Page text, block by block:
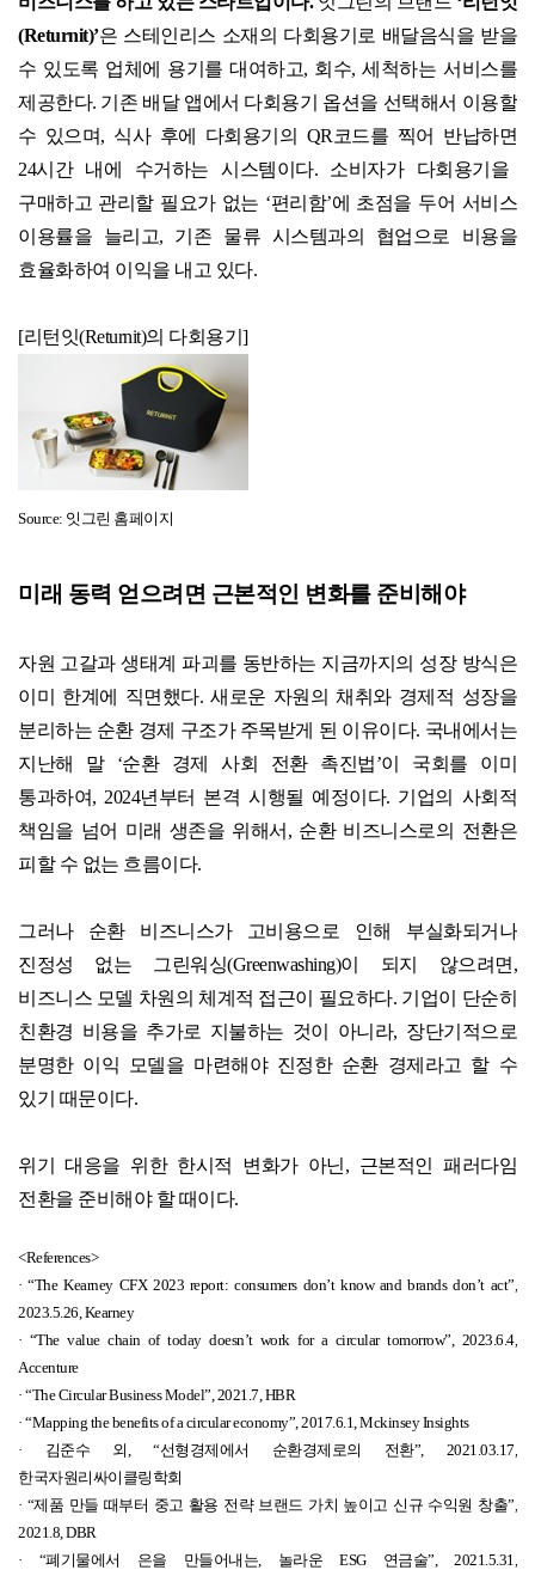
(Returnit)’은 스테인리스 소재의 다회용기로 배달음식을 받을
수 있도록 업체에 용기를 대여하고, 회수,세척하는 서비스를
제공한다. 기존 배달 앱에서 다회용기 옵션을 선택해서 이용할
수 있으며, 식사 후에 다회용기의 QR 코드를 찍어 반납하면
24시간 내에 수거하는 시스템이다. 소비자가 다회용기을
구매하고 관리할 필요가 없는 ‘편리함’에 초점을 두어 서비스
이용률을 늘리고, 기존 물류 시스템과의 협업으로 비용을
효율화하여 이익을 내고 있다.
[리턴잇(Returnit)의 다회용기 ]
Source: 잇그린 홈페이지
미래 동력 얻으려면 근본적인 변화를 준비해야
자원 고갈과 생태계 파괴를 동반하는 지금까지의 성장 방식은
이미 한계에 직면했다.새로운 자원의 채취와 경제적 성장을
분리하는 순환 경제 구조가 주목받게 된 이유이다. 국내에서는
지난해 말‘순환 경제 사회 전환 촉진법’이 국회를 이미
통과하여, 2024년부터 본격 시행될 예정이다. 기업의 사회적
책임을 넘어 미래 생존을 위해서 , 순환 비즈니스로의 전환은
피할 수 없는 흐름이다.
그러나 순환 비즈니스가 고비용으로 인해 부실화되거나
진정성 없는 그린워싱(Greenwashing)이 되지 않으려면 ,
비즈니스 모델 차원의 체계적 접근이 필요하다. 기업이 단순히
친환경 비용을 추가로 지불하는 것이 아니라, 장단기적으로
분명한 이익 모델을 마련해야 진정한 순환 경제라고 할 수
있기 때문이다.
위기 대응을 위한 한시적 변화가 아닌, 근본적인 패러다임
전환을 준비해야 할 때이다.
<References>
·“The Kearney CFX 2023 report: consumers don’t know and brands don’t act”,
2023.5.26, Kearney
· “The value chain of today doesn’t work for a circular tomorrow”, 2023.6.4,
Accenture
· “The Circular Business Model”, 2021.7, HBR
· “Mapping the benefits of a circular economy”, 2017.6.1, Mckinsey Insights
· 김준수 외 , “선형경제에서 순환경제로의 전환”, 2021.03.17,
한국자원리싸이클링학회
· “제품 만들 때부터 중고 활용 전략 브랜드 가치 높이고 신규 수익원 창출”,
2021.8, DBR
· “폐기물에서 은을 만들어내는 놀라운 ESG 연금술”, 2021.5.31,